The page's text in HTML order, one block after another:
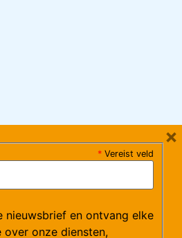
08:30-17:15 uur / vrijdag
* Vereist veld
nieuwsbrief en ontvang elke
onze diensten,
×